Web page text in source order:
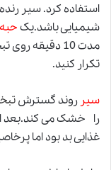
استفاده کرد. سیر
شیمیایی باشد.یک
مدت 10 دقیقه
تکرار کنید.
سیر روند گسترش
را خشک می کند.بعد از
غذایی بد بود اما